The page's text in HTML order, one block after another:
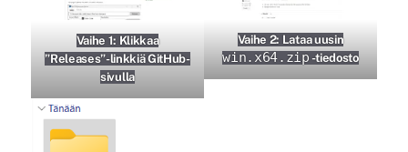
Vaihe 1: Klikkaa
”Releases”-linkkiä GitHub-
sivulla
Vaihe 2: Lataa uusin
win.x64.zip -tiedosto